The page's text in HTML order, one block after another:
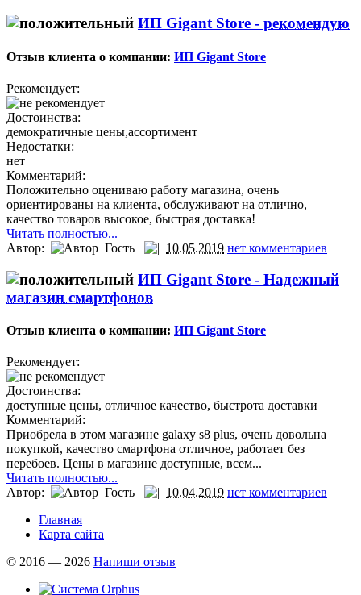
ИП Gigant Store - рекомендую
Отзыв клиента о компании: ИП Gigant Store
Рекомендует:
Достоинства:
демократичные цены,ассортимент
Недостатки:
нет
Комментарий:
Положительно оцениваю работу магазина, очень
ориентированы на клиента, обслуживают на отлично,
качество товаров высокое, быстрая доставка!
Читать полностью...
Автор:
Гость 10.05.2019 нет комментариев
ИП Gigant Store - Надежный
магазин смартфонов
Отзыв клиента о компании: ИП Gigant Store
Рекомендует:
Достоинства:
доступные цены, отличное качество, быстрота доставки
Комментарий:
Приобрела в этом магазине galaxy s8 plus, очень довольна
покупкой, качество смартфона отличное, работает без
перебоев. Цены в магазине доступные, всем...
Читать полностью...
Автор:
Гость 10.04.2019 нет комментариев
Главная
Карта сайта
© 2016 — 2026 Напиши отзыв